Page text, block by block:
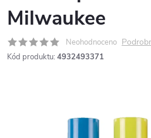
Milwaukee
Neohodnoceno
Kód produktu: 4932493371